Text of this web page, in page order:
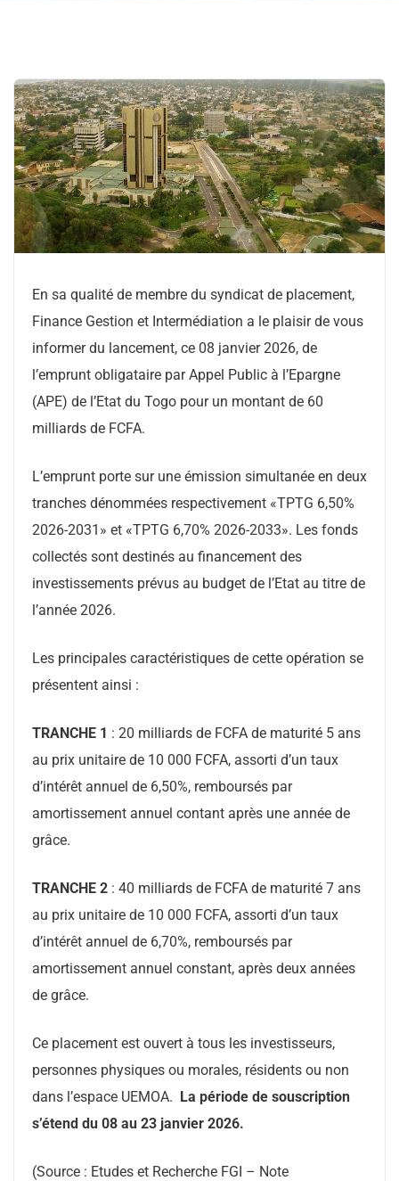
En sa qualité de membre du syndicat de placement,
Finance Gestion et Intermédiation a le plaisir de vous
informer du lancement, ce 08 janvier 2026, de
l’emprunt obligataire par Appel Public à l’Epargne
(APE) de l’Etat du Togo pour un montant de 60
milliards de FCFA.
L’emprunt porte sur une émission simultanée en deux
tranches dénommées respectivement «TPTG 6,50%
2026-2031» et «TPTG 6,70% 2026-2033». Les fonds
collectés sont destinés au financement des
investissements prévus au budget de l’Etat au titre de
l’année 2026.
Les principales caractéristiques de cette opération se
présentent ainsi :
TRANCHE 1 : 20 milliards de FCFA de maturité 5 ans
au prix unitaire de 10 000 FCFA, assorti d’un taux
d’intérêt annuel de 6,50%, remboursés par
amortissement annuel contant après une année de
grâce.
TRANCHE 2 : 40 milliards de FCFA de maturité 7 ans
au prix unitaire de 10 000 FCFA, assorti d’un taux
d’intérêt annuel de 6,70%, remboursés par
amortissement annuel constant, après deux années
de grâce.
Ce placement est ouvert à tous les investisseurs,
personnes physiques ou morales, résidents ou non
dans l’espace UEMOA. La période de souscription
s’étend du 08 au 23 janvier 2026.
(Source : Etudes et Recherche FGI – Note